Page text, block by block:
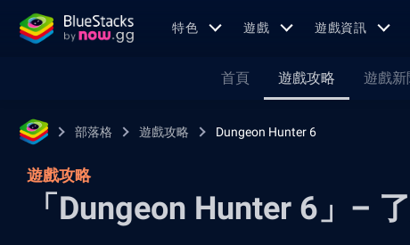
特色 遊戲 遊戲資訊
首頁 遊戲攻略 遊戲新
部落格 遊戲攻略 Dungeon Hunter 6
遊戲攻略
「Dungeon Hunter 6」–